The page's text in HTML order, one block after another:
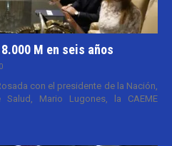
M en seis años
con el presidente de la Nación,
Mario Lugones, la CAEME